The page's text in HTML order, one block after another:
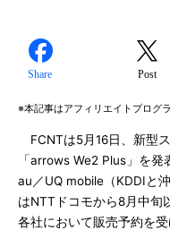
Share Post
※本記事はアフィリエイトプログ
FCNTは5月16日、新型
「arrows We2 Plus」を
au／UQ mobile（KDDIと
はNTTドコモから8月中旬
各社において販売予約を受